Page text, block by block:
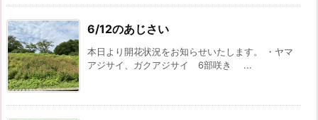
6/12のあじさい
本日より開花状況をお知らせいたします。 ・ヤマ
アジサイ、ガクアジサイ 6部咲き ...